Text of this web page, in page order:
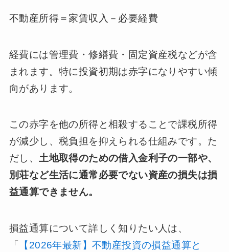
不動産所得＝家賃収入－必要経費
経費には管理費・修繕費・固定資産税などが含
まれます。特に投資初期は赤字になりやすい傾
向があります。
この赤字を他の所得と相殺することで課税所得
が減少し、税負担を抑えられる仕組みです。た
だし、土地取得のための借入金利子の一部や、
別荘など生活に通常必要でない資産の損失は損
益通算できません。
損益通算について詳しく知りたい人は、
「
【2026年最新】不動産投資の損益通算と